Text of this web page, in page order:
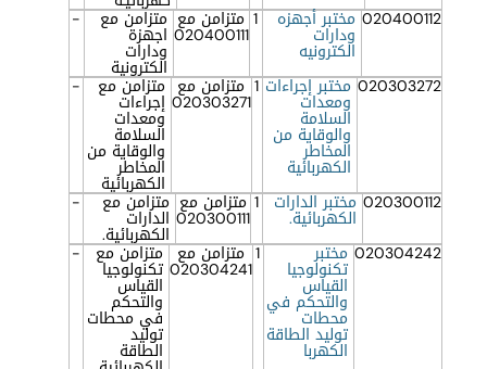
020400112 مختبر أجهزه
ودارات
الكترونيه
1 متزامن مع
020400111
متزامن مع
اجهزة
ودارات
الكترونية
-
020303272 مختبر إجراءات
ومعدات
السلامة
والوقاية من
المخاطر
الكهربائية
1 متزامن مع
020303271
متزامن مع
إجراءات
ومعدات
السلامة
والوقاية من
المخاطر
الكهربائية
-
020300112 مختبر الدارات
الكهربائية.
1 متزامن مع
020300111
متزامن مع
الدارات
الكهربائية.
-
020304242 مختبر
تكنولوجيا
القياس
والتحكم في
محطات
توليد الطاقة
الكهربا
1 متزامن مع
020304241
متزامن مع
تكنولوجيا
القياس
والتحكم
في محطات
توليد
الطاقة
-